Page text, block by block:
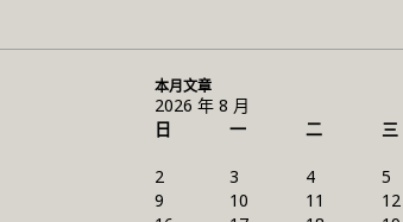
本月文章
2026 年 8 月
日
一 二 三
2
3 4 5
9
10 11 12